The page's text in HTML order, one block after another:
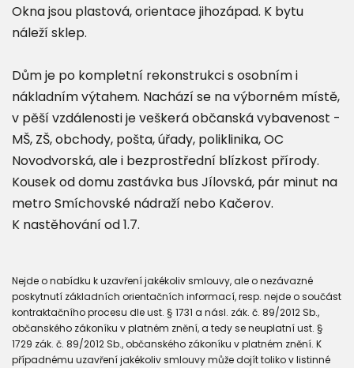
Okna jsou plastová, orientace jihozápad. K bytu
náleží sklep.
Dům je po kompletní rekonstrukci s osobním i
nákladním výtahem. Nachází se na výborném místě,
v pěší vzdálenosti je veškerá občanská vybavenost -
MŠ, ZŠ, obchody, pošta, úřady, poliklinika, OC
Novodvorská, ale i bezprostřední blízkost přírody.
Kousek od domu zastávka bus Jílovská, pár minut na
metro Smíchovské nádraží nebo Kačerov.
K nastěhování od 1.7.
Nejde o nabídku k uzavření jakékoliv smlouvy, ale o nezávazné
poskytnutí základních orientačních informací, resp. nejde o součást
kontraktačního procesu dle ust. § 1731 a násl. zák. č. 89/2012 Sb.,
občanského zákoníku v platném znění, a tedy se neuplatní ust. §
1729 zák. č. 89/2012 Sb., občanského zákoníku v platném znění. K
případnému uzavření jakékoliv smlouvy může dojít toliko v listinné